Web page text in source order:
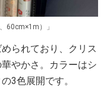
60cm×1m）」
られており、クリス
やかさ。カラーはシ
3色展開です。